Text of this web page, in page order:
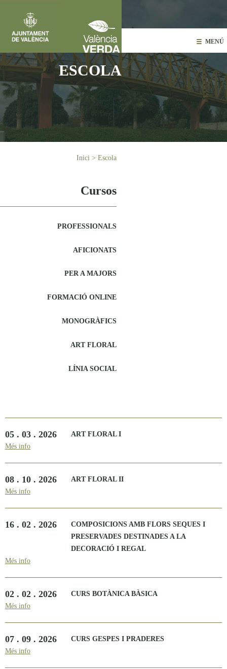
MENÚ
ESCOLA
Inici > Escola
Cursos
PROFESSIONALS
AFICIONATS
PER A MAJORS
FORMACIÓ ONLINE
MONOGRÀFICS
ART FLORAL
LÍNIA SOCIAL
05 . 03 . 2026
ART FLORAL I
Més info
08 . 10 . 2026
ART FLORAL II
Més info
16 . 02 . 2026
COMPOSICIONS AMB FLORS SEQUES I
PRESERVADES DESTINADES A LA
DECORACIÓ I REGAL
Més info
02 . 02 . 2026
CURS BOTÀNICA BÀSICA
Més info
07 . 09 . 2026
CURS GESPES I PRADERES
Més info